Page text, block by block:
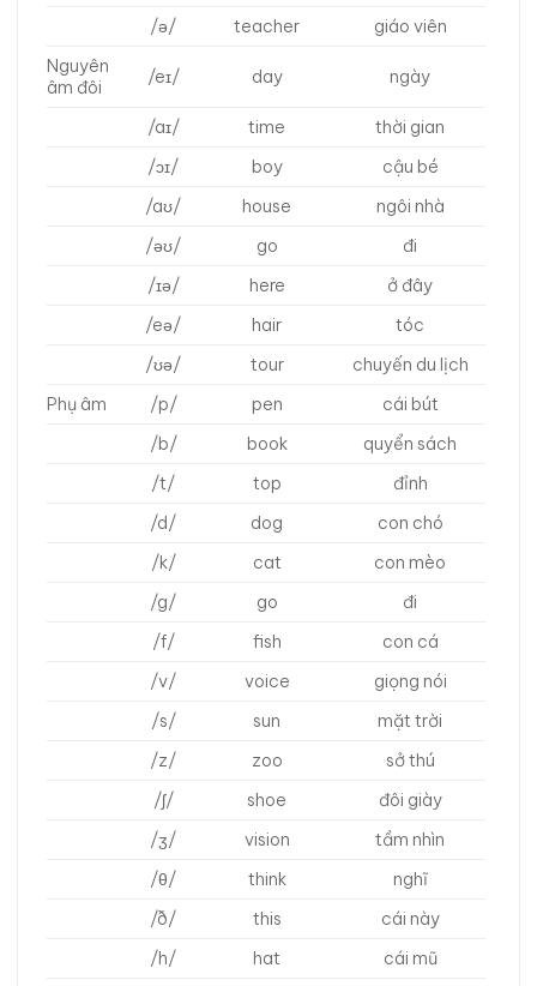
/ə/
teacher
giáo viên
Nguyên
âm đôi
/eɪ/ day ngày
/aɪ/ time
thời gian
/ɔɪ/
boy
cậu bé
/aʊ/
house
ngôi nhà
/əʊ/
go
đi
/ɪə/
here
ở đây
/eə/
hair
tóc
/ʊə/
tour
chuyến du lịch
Phụ âm
/p/ pen
cái bút
/b/
book
quyển sách
/t/
top
đỉnh
/d/
dog
con chó
/k/
cat
con mèo
/g/
go
đi
/f/
fish
con cá
/v/
voice
giọng nói
/s/
sun
mặt trời
/z/
zoo
sở thú
/ʃ/
shoe
đôi giày
/ʒ/
vision
tầm nhìn
/θ/
think
nghĩ
/ð/
this
cái này
/h/
hat
cái mũ